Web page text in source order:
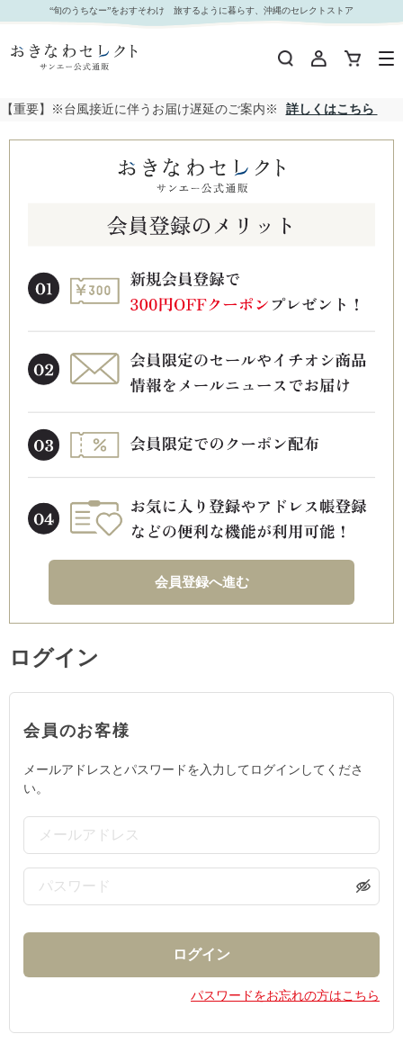
“旬のうちなー”をおすそわけ 旅するように暮らす、沖縄のセレクトストア
【重要】※台風接近に伴うお届け遅延のご案内※ 詳しくはこちら
会員登録へ進む
ログイン
会員のお客様
メールアドレスとパスワードを入力してログインしてくださ
い。
パスワードをお忘れの方はこちら